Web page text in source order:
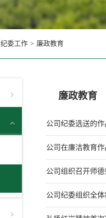
纪委工作 > 廉政教育
廉政教育
公司纪委选送的
公司在廉洁教育
公司组织召开师
公司纪委组织全